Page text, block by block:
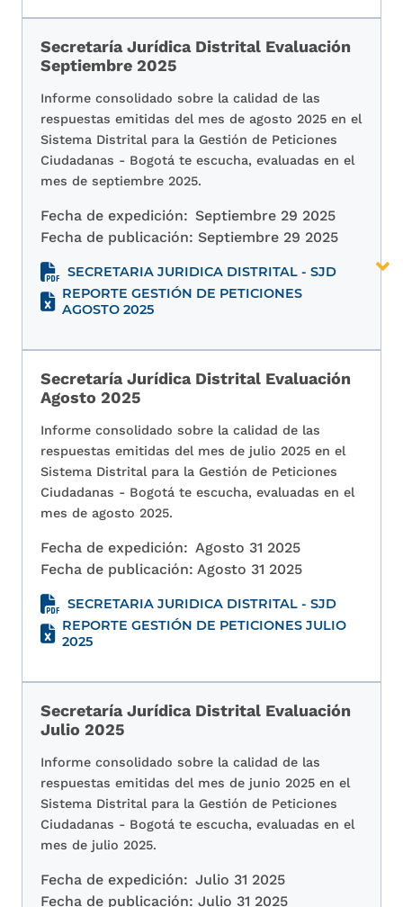
Secretaría Jurídica Distrital Evaluación
Septiembre 2025
Informe consolidado sobre la calidad de las
respuestas emitidas del mes de agosto 2025 en el
Sistema Distrital para la Gestión de Peticiones
Ciudadanas - Bogotá te escucha, evaluadas en el
mes de septiembre 2025.
Fecha de expedición: Septiembre 29 2025
Fecha de publicación: Septiembre 29 2025
SECRETARIA JURIDICA DISTRITAL - SJD
REPORTE GESTIÓN DE PETICIONES
AGOSTO 2025
Secretaría Jurídica Distrital Evaluación
Agosto 2025
Informe consolidado sobre la calidad de las
respuestas emitidas del mes de julio 2025 en el
Sistema Distrital para la Gestión de Peticiones
Ciudadanas - Bogotá te escucha, evaluadas en el
mes de agosto 2025.
Fecha de expedición: Agosto 31 2025
Fecha de publicación: Agosto 31 2025
SECRETARIA JURIDICA DISTRITAL - SJD
REPORTE GESTIÓN DE PETICIONES JULIO
2025
Secretaría Jurídica Distrital Evaluación
Julio 2025
Informe consolidado sobre la calidad de las
respuestas emitidas del mes de junio 2025 en el
Sistema Distrital para la Gestión de Peticiones
Ciudadanas - Bogotá te escucha, evaluadas en el
mes de julio 2025.
Fecha de expedición: Julio 31 2025
Fecha de publicación: Julio 31 2025